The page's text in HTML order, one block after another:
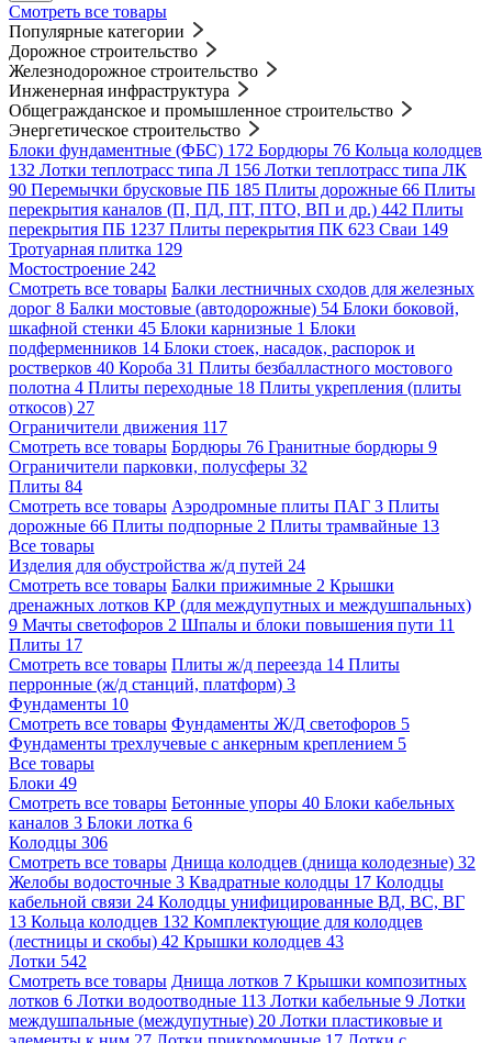
Смотреть все товары
Популярные категории
Дорожное строительство
Железнодорожное строительство
Инженерная инфраструктура
Общегражданское и промышленное строительство
Энергетическое строительство
Блоки фундаментные (ФБС) 172 Бордюры 76 Кольца колодцев
132 Лотки теплотрасс типа Л 156 Лотки теплотрасс типа ЛК
90 Перемычки брусковые ПБ 185 Плиты дорожные 66 Плиты
перекрытия каналов (П, ПД, ПТ, ПТО, ВП и др.) 442 Плиты
перекрытия ПБ 1237 Плиты перекрытия ПК 623 Сваи 149
Тротуарная плитка 129
Мостостроение 242
Смотреть все товары Балки лестничных сходов для железных
дорог 8 Балки мостовые (автодорожные) 54 Блоки боковой,
шкафной стенки 45 Блоки карнизные 1 Блоки
подферменников 14 Блоки стоек, насадок, распорок и
ростверков 40 Короба 31 Плиты безбалластного мостового
полотна 4 Плиты переходные 18 Плиты укрепления (плиты
откосов) 27
Ограничители движения 117
Смотреть все товары Бордюры 76 Гранитные бордюры 9
Ограничители парковки, полусферы 32
Плиты 84
Смотреть все товары Аэродромные плиты ПАГ 3 Плиты
дорожные 66 Плиты подпорные 2 Плиты трамвайные 13
Все товары
Изделия для обустройства ж/д путей 24
Смотреть все товары Балки прижимные 2 Крышки
дренажных лотков КР (для междупутных и междушпальных)
9 Мачты светофоров 2 Шпалы и блоки повышения пути 11
Плиты 17
Смотреть все товары Плиты ж/д переезда 14 Плиты
перронные (ж/д станций, платформ) 3
Фундаменты 10
Смотреть все товары Фундаменты Ж/Д светофоров 5
Фундаменты трехлучевые с анкерным креплением 5
Все товары
Блоки 49
Смотреть все товары Бетонные упоры 40 Блоки кабельных
каналов 3 Блоки лотка 6
Колодцы 306
Смотреть все товары Днища колодцев (днища колодезные) 32
Желобы водосточные 3 Квадратные колодцы 17 Колодцы
кабельной связи 24 Колодцы унифицированные ВД, ВС, ВГ
13 Кольца колодцев 132 Комплектующие для колодцев
(лестницы и скобы) 42 Крышки колодцев 43
Лотки 542
Смотреть все товары Днища лотков 7 Крышки композитных
лотков 6 Лотки водоотводные 113 Лотки кабельные 9 Лотки
междушпальные (междупутные) 20 Лотки пластиковые и